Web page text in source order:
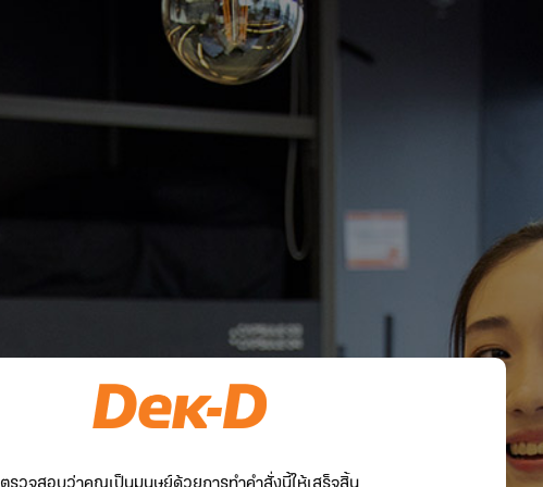
ตรวจสอบว่าคุณเป็นมนุษย์ด้วยการทำคำสั่งนี้ให้เสร็จสิ้น